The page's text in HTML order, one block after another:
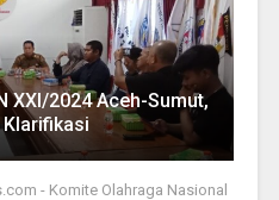
XXI/2024 Aceh-Sumut,
Klarifikasi
- Komite Olahraga Nasional